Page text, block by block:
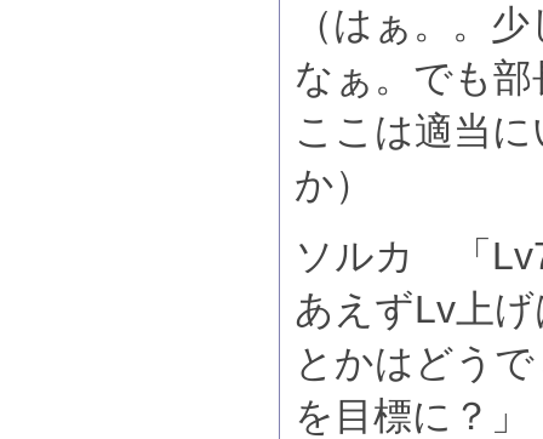
（はぁ。。
なぁ。でも
ここは適当
か）
ソルカ 「
あえずLv上
とかはどう
を目標に？」